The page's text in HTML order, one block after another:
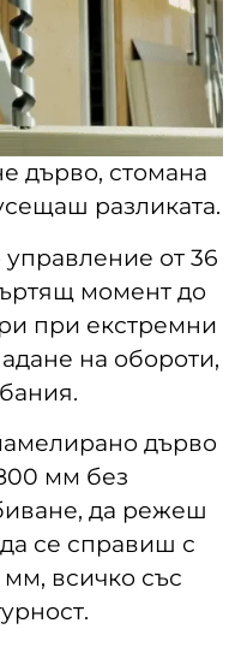
дърво, стомана
разликата.
управление от 36
момент до
при екстремни
на обороти,
дърво
мм без
да режеш
се справиш с
всичко със